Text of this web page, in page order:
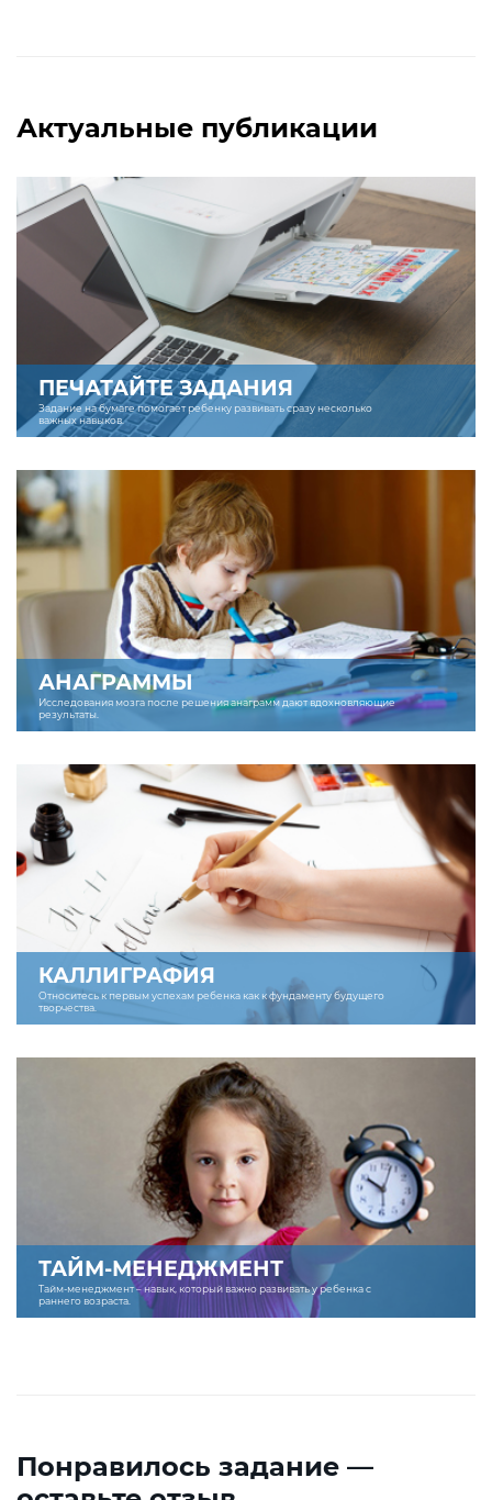
Актуальные публикации
ПЕЧАТАЙТЕ ЗАДАНИЯ
Задание на бумаге помогает ребенку развивать сразу несколько
важных навыков.
АНАГРАММЫ
Исследования мозга после решения анаграмм дают вдохновляющие
результаты.
КАЛЛИГРАФИЯ
Относитесь к первым успехам ребенка как к фундаменту будущего
творчества.
ТАЙМ-МЕНЕДЖМЕНТ
Тайм-менеджмент – навык, который важно развивать у ребенка с
раннего возраста.
Понравилось задание —